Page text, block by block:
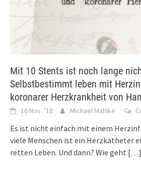
Mit 10 Stents ist noch lange
Selbstbestimmt leben mit
koronarer Herzkrankheit von
16 Nov. ’18 Michael Mahlke
Es ist nicht einfach mit einem
viele Menschen ist ein Herzkatheter
retten Leben. Und dann? Wie geht […]